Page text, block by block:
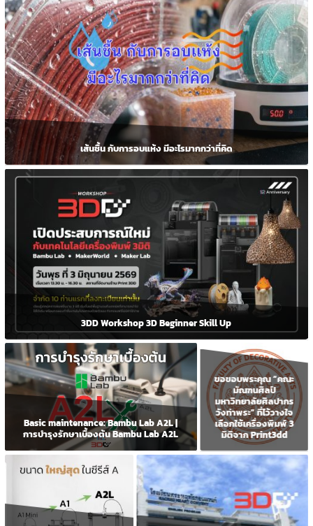
เส้นชื้น กับการอบแห้ง มีอะไรมากกว่าที่คิด
3DD Workshop 3D Beginner Skill Up
Basic maintenance: Bambu Lab A2L |
การบำรุงรักษาเบื้องต้น Bambu Lab A2L
ขอขอบพระคุณ “คณะ
มัณฑนศิลป์
มหาวิทยาลัยศิลปากร
วังท่าพระ” ที่ไว้วางใจ
เลือกใช้เครื่องพิมพ์ 3
มิติจาก Print3dd